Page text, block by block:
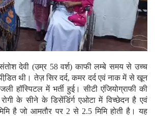
संतोश देवी (उम्र 58 वर्श) काफी लम्बे समय से उच्च
थी। तेज़ सिर दर्द, कमर दर्द एवं नाक में से खून
हॉस्पिटल में भर्ती हुई। सीटी एंजियोग्राफी की
के सीने के डिसेंडिंर्ग एओटा में विच्छेदन है एवं
है जो आमतौर पर 2 से 2.5 मिमि होती है। यह